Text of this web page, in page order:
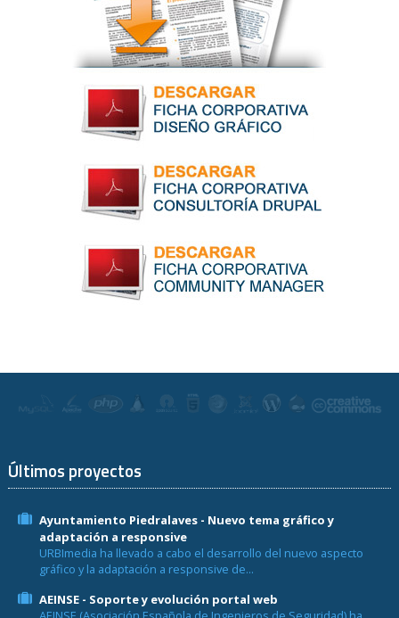
Últimos proyectos
Ayuntamiento Piedralaves - Nuevo tema gráfico y
adaptación a responsive
URBImedia ha llevado a cabo el desarrollo del nuevo aspecto
gráfico y la adaptación a responsive de...
AEINSE - Soporte y evolución portal web